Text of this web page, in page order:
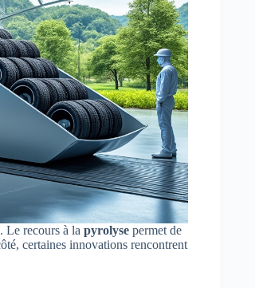
Le recours à la pyrolyse permet de
certaines innovations rencontrent